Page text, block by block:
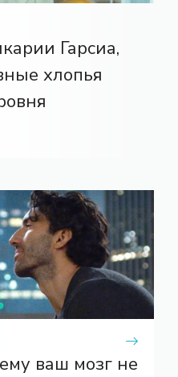
Гарсиа,
хлопья
ваш мозг не